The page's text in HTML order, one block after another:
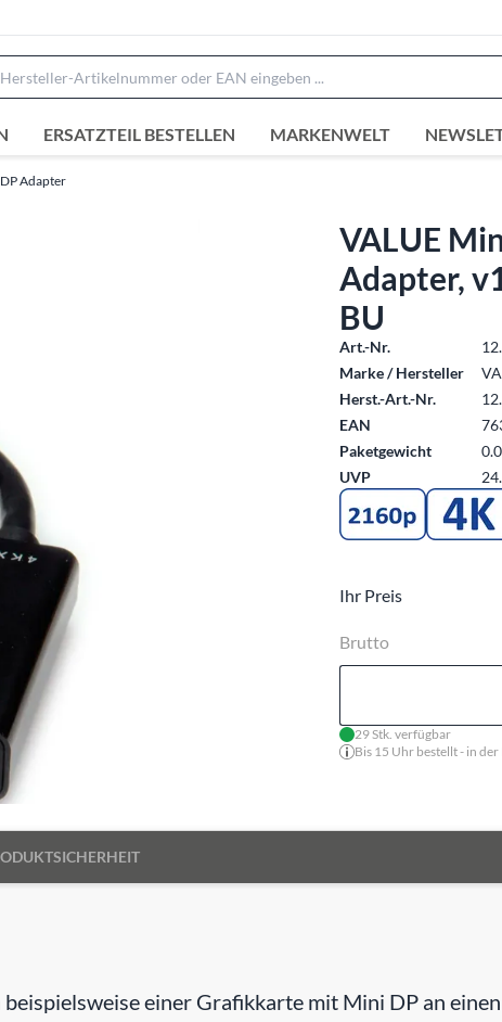
ERSATZTEIL BESTELLEN MARKENWELT
Adapter
VALUE
Adapter,
BU
Art.-Nr.
Marke / Hersteller
Herst.-Art.-Nr.
EAN
Paketgewicht
UVP
Ihr Preis
Brutto
29 Stk. verfügbar
Bis 15 Uhr bestellt - in der
einer Grafikkarte mit Mini DP an